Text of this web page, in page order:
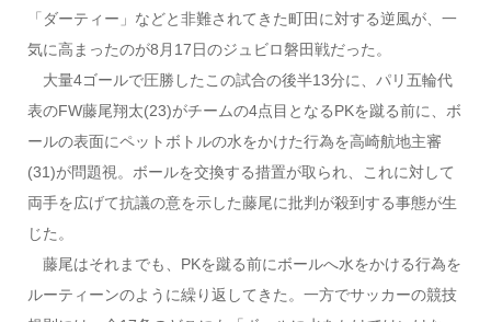
「ダーティー」などと非難されてきた町田に対する逆風が、一
気に高まったのが8月17日のジュビロ磐田戦だった。
大量4ゴールで圧勝したこの試合の後半13分に、パリ五輪代
表のFW藤尾翔太(23)がチームの4点目となるPKを蹴る前に、ボ
ールの表面にペットボトルの水をかけた行為を高崎航地主審
(31)が問題視。ボールを交換する措置が取られ、これに対して
両手を広げて抗議の意を示した藤尾に批判が殺到する事態が生
じた。
藤尾はそれまでも、PKを蹴る前にボールへ水をかける行為を
ルーティーンのように繰り返してきた。一方でサッカーの競技